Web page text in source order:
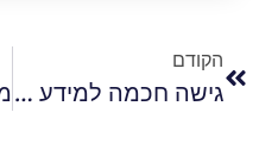
הקודם
גישה חכמה למידע רפואי – ניהול קליניקות ומרפאות